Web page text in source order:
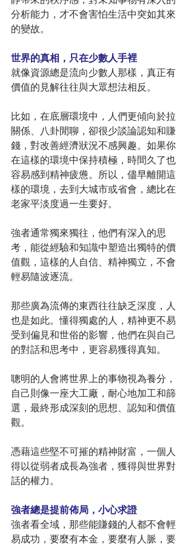
分析能力，才不會害怕生活中突如其來
的變故。
世界的真相，只在少數人手裡
就像資源總是流向少數人那樣，真正有
價值的見解往往與大眾想法相反。
比如，在底層環境中，人們更傾向於拉
關係、八卦閒聊，卻很少談論認知和賺
錢，對改善經濟狀況不感興趣。如果你
在這樣的環境中保持積極，時間久了也
容易感到精神疲憊。所以，儘早離開這
樣的環境，去到大城市或省會，總比在
老家平淡度過一生要好。
強者通常獨來獨往，他們有深入的思
考，能從經驗和知識中塑造出獨特的價
值觀，這樣的人自信、精神獨立，不會
輕易隨波逐流。
那些廣為流傳的東西往往缺乏深度，人
也是如此。懂得獨處的人，精神更不易
受到偏見和世俗的影響，他們在與自己
的對話和思考中，更容易獲得真知。
聰明的人會將世界上的事物視為養分，
自己則像一座大工廠，耐心地加工和篩
選，最終形成深刻的思想、認知和價值
觀。
憑藉這些堅不可摧的精神財富，一個人
得以從弱者成長為強者，獲得與世界對
話的權力。
強者總是提前佈局，小心求證
強者看全域，那些能賺錢的人都不會輕
易成功，要麼有本金，要麼有人脈，要